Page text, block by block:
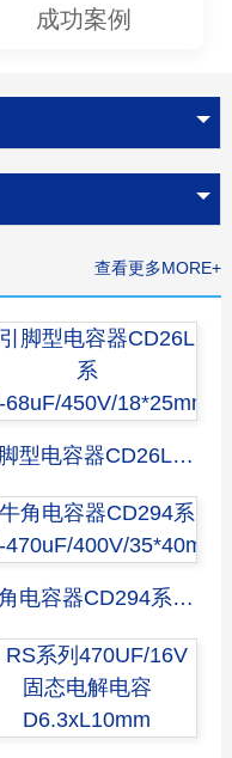
成功案例
查看更多MORE+
引脚型电容器CD26L系列-68uF/450V/18*25mm
牛角电容器CD294系列-470uF/400V/35*40mm